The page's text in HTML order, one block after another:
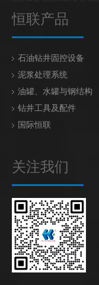
恒联产品
石油钻井固控设备
泥浆处理系统
油罐、水罐与钢结构
钻井工具及配件
国际恒联
关注我们